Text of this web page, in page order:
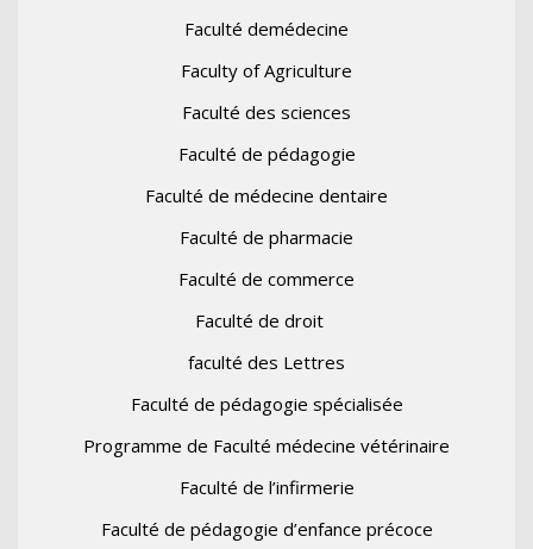
Faculté demédecine
Faculty of Agriculture
Faculté des sciences
Faculté de pédagogie
Faculté de médecine dentaire
Faculté de pharmacie
Faculté de commerce
Faculté de droit
faculté des Lettres
Faculté de pédagogie spécialisée
Programme de Faculté médecine vétérinaire
Faculté de l’infirmerie
Faculté de pédagogie d’enfance précoce